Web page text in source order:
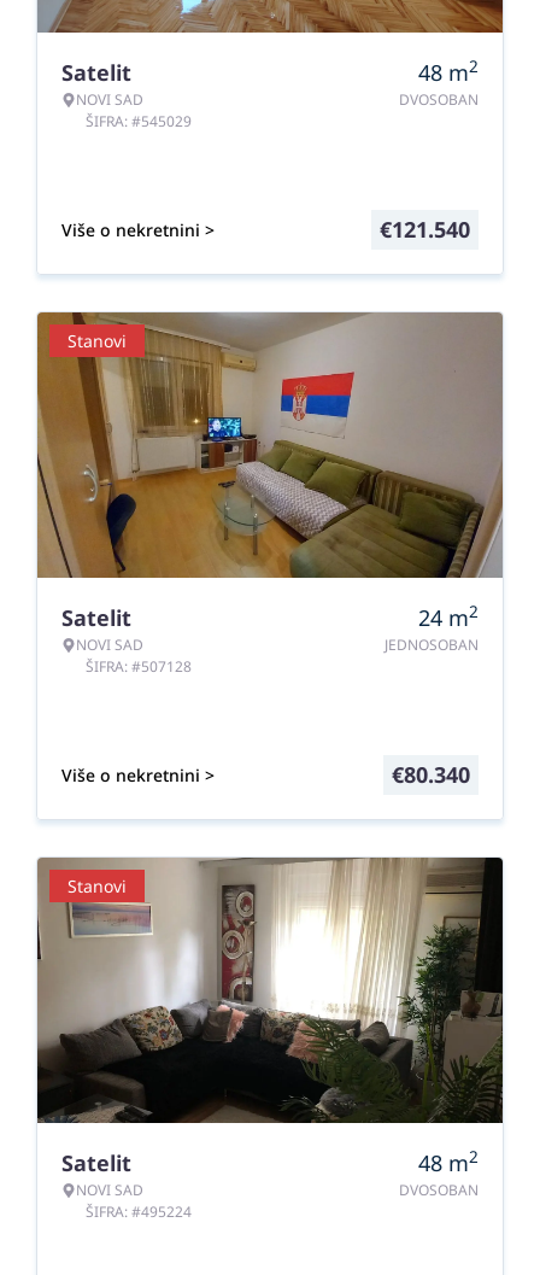
Satelit
NOVI SAD
ŠIFRA: #545029
48 m2
DVOSOBAN
Više o nekretnini > €121.540
Stanovi
Satelit
NOVI SAD
ŠIFRA: #507128
24 m2
JEDNOSOBAN
Više o nekretnini > €80.340
Stanovi
Satelit
NOVI SAD
ŠIFRA: #495224
48 m2
DVOSOBAN